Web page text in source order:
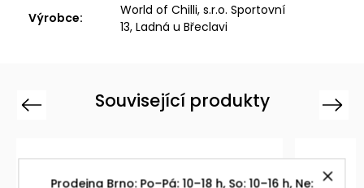
Prodejna Brno: Po–Pá: 10–18 h, So: 10–16 h, Ne:
Výrobce:
World of Chilli, s.r.o. Sportovní
13, Ladná u Břeclavi
Související produkty
Previous Next